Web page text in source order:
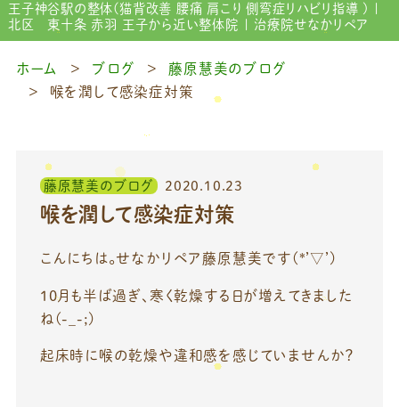
王子神谷駅の整体(猫背改善 腰痛 肩こり 側弯症リハビリ指導 ) |
北区 東十条 赤羽 王子から近い整体院 | 治療院せなかリペア
ホーム ブログ
藤原慧美のブログ
喉を潤して感染症対策
藤原慧美のブログ 2020.10.23
喉を潤して感染症対策
こんにちは。せなかリペア藤原慧美です(*’▽’)
10月も半ば過ぎ、寒く乾燥する日が増えてきました
ね(-_-;)
起床時に喉の乾燥や違和感を感じていませんか？